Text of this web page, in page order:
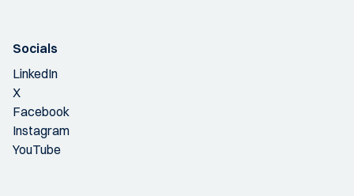
Socials
LinkedIn
X
Facebook
Instagram
YouTube